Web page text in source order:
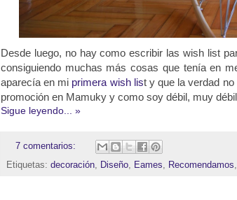
Desde luego, no hay como escribir las wish list
consiguiendo muchas más cosas que tenía en
aparecía en mi primera wish list y que la verdad
promoción en Mamuky y como soy débil, muy
Sigue leyendo... »
7 comentarios:
Etiquetas: decoración Diseño Eames Recomendamos